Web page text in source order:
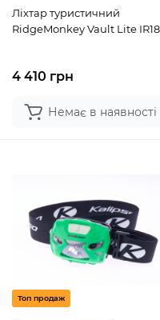
Ліхтар туристичний
RidgeMonkey Vault Lite
4 410 грн
Немає в наявності
Топ продаж